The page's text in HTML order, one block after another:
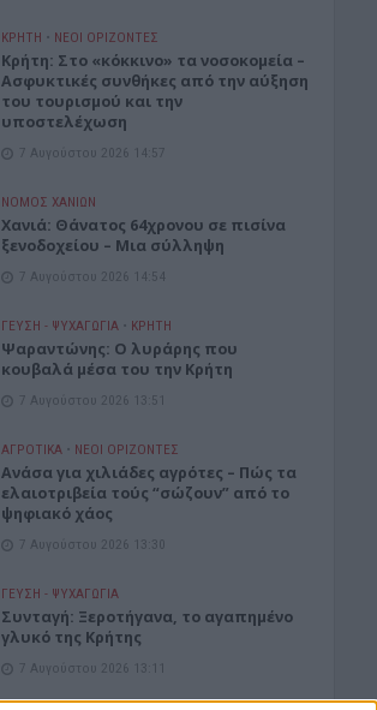
ΚΡΗΤΗ • ΝΕΟΙ ΟΡΙΖΟΝΤΕΣ
Κρήτη: Στο «κόκκινο» τα νοσοκομεία –
Ασφυκτικές συνθήκες από την αύξηση
του τουρισμού και την
υποστελέχωση
7 Αυγούστου 2026 14:57
ΝΟΜΌΣ ΧΑΝΊΩΝ
Χανιά: Θάνατος 64χρονου σε πισίνα
ξενοδοχείου – Μια σύλληψη
7 Αυγούστου 2026 14:54
ΓΕΎΣΗ - ΨΥΧΑΓΩΓΊΑ • ΚΡΗΤΗ
Ψαραντώνης: Ο λυράρης που
κουβαλά μέσα του την Κρήτη
7 Αυγούστου 2026 13:51
ΑΓΡΟΤΙΚΑ • ΝΕΟΙ ΟΡΙΖΟΝΤΕΣ
Ανάσα για χιλιάδες αγρότες – Πώς τα
ελαιοτριβεία τούς “σώζουν” από το
ψηφιακό χάος
7 Αυγούστου 2026 13:30
ΓΕΎΣΗ - ΨΥΧΑΓΩΓΊΑ
Συνταγή: Ξεροτήγανα, το αγαπημένο
γλυκό της Κρήτης
7 Αυγούστου 2026 13:11